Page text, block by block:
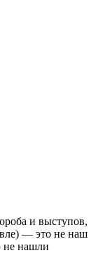
и выступов,
— это не наш
не нашли